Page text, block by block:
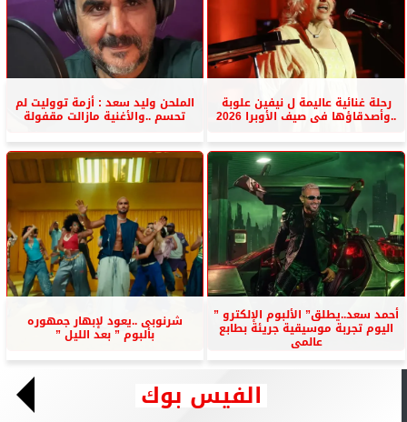
رحلة غنائية عاليمة ل نيفين علوبة
..وأصدقاؤها فى صيف الأوبرا 2026
الملحن وليد سعد : أزمة تووليت لم
تحسم ..والأغنية مازالت مقفولة
أحمد سعد..يطلق” الألبوم الإلكترو ”
اليوم تجربة موسيقية جريئة بطابع
عالمى
شرنوبى ..يعود لإبهار جمهوره
بألبوم ” بعد الليل ”
الفيس بوك